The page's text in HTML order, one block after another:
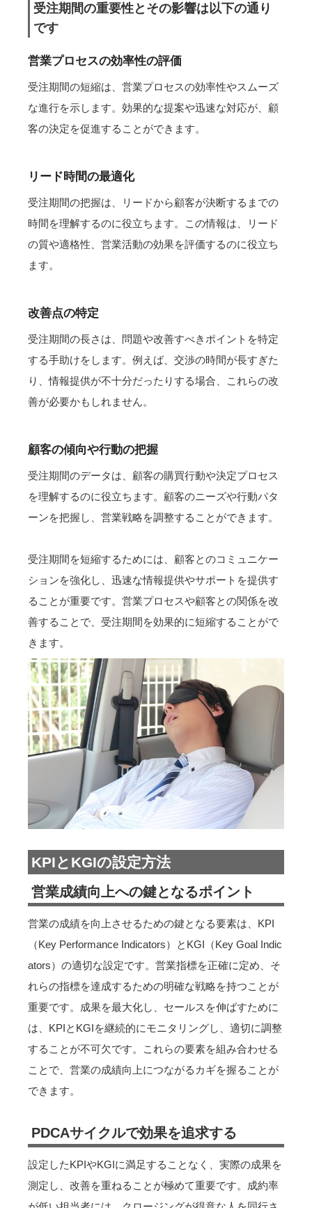
受注期間の重要性とその影響は以下の通り
です
営業プロセスの効率性の評価
受注期間の短縮は、営業プロセスの効率性やスムーズ
な進行を示します。効果的な提案や迅速な対応が、顧
客の決定を促進することができます。
リード時間の最適化
受注期間の把握は、リードから顧客が決断するまでの
時間を理解するのに役立ちます。この情報は、リード
の質や適格性、営業活動の効果を評価するのに役立ち
ます。
改善点の特定
受注期間の長さは、問題や改善すべきポイントを特定
する手助けをします。例えば、交渉の時間が長すぎた
り、情報提供が不十分だったりする場合、これらの改
善が必要かもしれません。
顧客の傾向や行動の把握
受注期間のデータは、顧客の購買行動や決定プロセス
を理解するのに役立ちます。顧客のニーズや行動パタ
ーンを把握し、営業戦略を調整することができます。
受注期間を短縮するためには、顧客とのコミュニケー
ションを強化し、迅速な情報提供やサポートを提供す
ることが重要です。営業プロセスや顧客との関係を改
善することで、受注期間を効果的に短縮することがで
きます。
KPIとKGIの設定方法
営業成績向上への鍵となるポイント
営業の成績を向上させるための鍵となる要素は、KPI
（Key Performance Indicators）とKGI（Key Goal Indic
ators）の適切な設定です。営業指標を正確に定め、そ
れらの指標を達成するための明確な戦略を持つことが
重要です。成果を最大化し、セールスを伸ばすために
は、KPIとKGIを継続的にモニタリングし、適切に調整
することが不可欠です。これらの要素を組み合わせる
ことで、営業の成績向上につながるカギを握ることが
できます。
PDCAサイクルで効果を追求する
設定したKPIやKGIに満足することなく、実際の成果を
測定し、改善を重ねることが極めて重要です。成約率